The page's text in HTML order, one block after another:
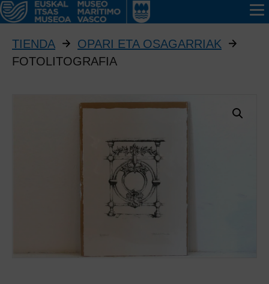
TIENDA
OPARI ETA OSAGARRIAK
FOTOLITOGRAFIA